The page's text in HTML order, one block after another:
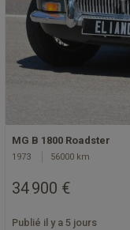
MG B 1800 Roadster
1973 56000 km
34 900 €
Publié il y a 5 jours